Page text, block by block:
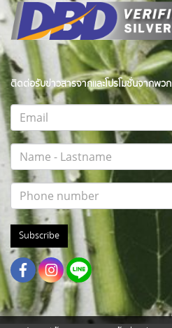
ติดต่อรับข่าวสารจากและโปรโมชั่นจากพวก
Subscribe